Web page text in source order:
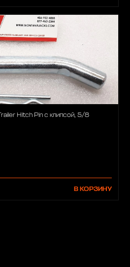
Hitch Pin с клипсой, 5/8
В КОРЗИНУ